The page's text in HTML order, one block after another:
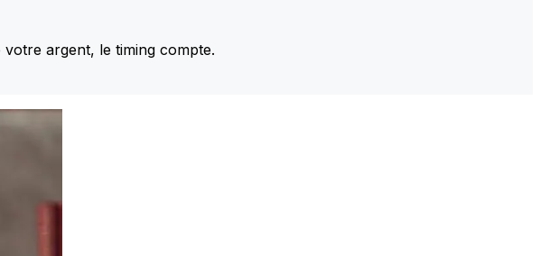
votre argent, le timing compte.